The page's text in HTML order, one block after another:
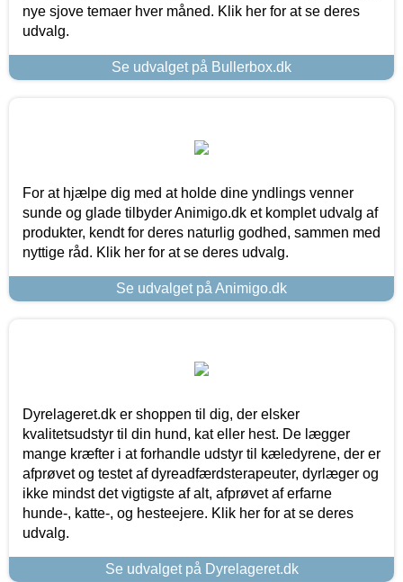
nye sjove temaer hver måned. Klik her for at se deres
udvalg.
Se udvalget på Bullerbox.dk
For at hjælpe dig med at holde dine yndlings venner
sunde og glade tilbyder Animigo.dk et komplet udvalg af
produkter, kendt for deres naturlig godhed, sammen med
nyttige råd. Klik her for at se deres udvalg.
Se udvalget på Animigo.dk
Dyrelageret.dk er shoppen til dig, der elsker
kvalitetsudstyr til din hund, kat eller hest. De lægger
mange kræfter i at forhandle udstyr til kæledyrene, der er
afprøvet og testet af dyreadfærdsterapeuter, dyrlæger og
ikke mindst det vigtigste af alt, afprøvet af erfarne
hunde-, katte-, og hesteejere. Klik her for at se deres
udvalg.
Se udvalget på Dyrelageret.dk